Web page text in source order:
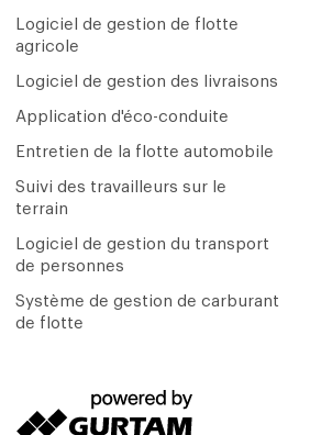
Logiciel de gestion de flotte
agricole
Logiciel de gestion des livraisons
Application d'éco-conduite
Entretien de la flotte automobile
Suivi des travailleurs sur le
terrain
Logiciel de gestion du transport
de personnes
Système de gestion de carburant
de flotte